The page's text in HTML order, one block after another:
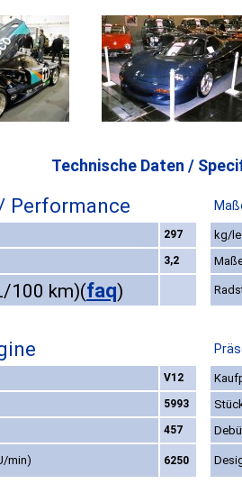
Technische Daten /
Performance
297
kg/
3,2
100 km)(faq)
V12
5993
457
min) 6250